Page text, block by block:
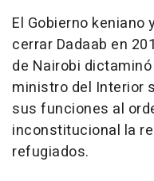
El Gobierno
cerrar Dadaab en
de Nairobi
ministro del Interior
sus funciones al
inconstitucional la
refugiados.